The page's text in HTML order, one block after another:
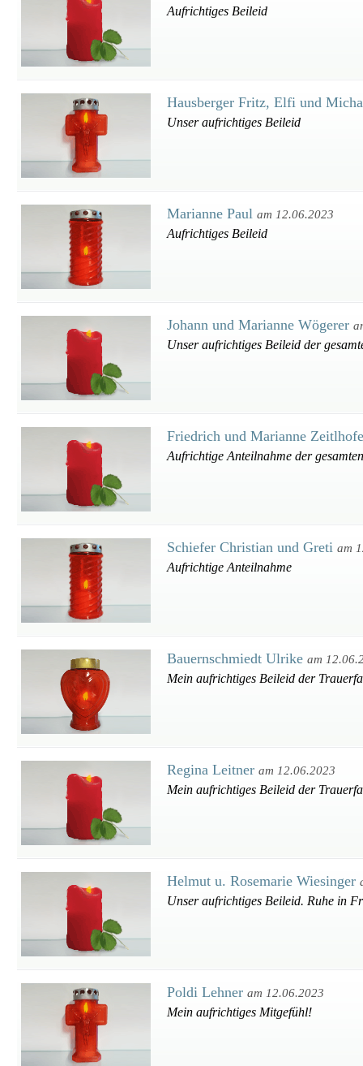
Aufrichtiges Beileid
Hausberger Fritz, Elfi und
Unser aufrichtiges Beileid
Marianne Paul am 12.06.2023
Aufrichtiges Beileid
Johann und Marianne Wögerer
Unser aufrichtiges Beileid der
Friedrich und Marianne
Aufrichtige Anteilnahme der
Schiefer Christian und Greti am
Aufrichtige Anteilnahme
Bauernschmiedt Ulrike am
Mein aufrichtiges Beileid der
Regina Leitner am 12.06.2023
Mein aufrichtiges Beileid der
Helmut u. Rosemarie Wiesinger
Unser aufrichtiges Beileid. Ruhe in
Poldi Lehner am 12.06.2023
Mein aufrichtiges Mitgefühl!